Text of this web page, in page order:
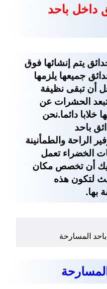
داخل باحد
يتم إنشائها فوق
جميعها يلزمها
أن تبقى نظيفة
تبعد الحشرات عن
خلابا دائما.نحن
باحد
الراحة والطمأنينة
الخضراء تعمل
أن تخصص مكان
لتكون هذه
بها.
المسارحة